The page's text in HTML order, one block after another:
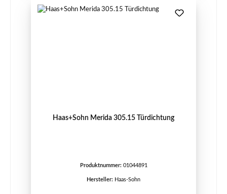
Haas+Sohn Merida 305.15 Türdichtung
Produktnummer: 01044891
Hersteller: Haas-Sohn